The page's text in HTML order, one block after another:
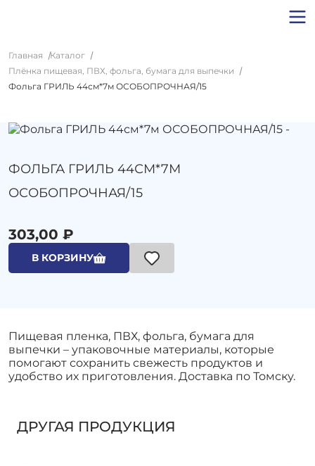
Главная
Каталог
Плёнка пищевая, ПВХ, фольга, бумага для выпечки
Фольга ГРИЛЬ 44см*7м ОСОБОПРОЧНАЯ/15
ФОЛЬГА ГРИЛЬ 44СМ*7М
ОСОБОПРОЧНАЯ/15
303,00 ₽
В КОРЗИНУ
Пищевая пленка, ПВХ, фольга, бумага для
выпечки – упаковочные материалы, которые
помогают сохранить свежесть продуктов и
удобство их приготовления. Доставка по Томску.
ДРУГАЯ ПРОДУКЦИЯ